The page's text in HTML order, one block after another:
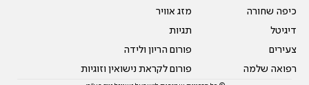
כיפה שחורה
דיגיטל
צעירים
רפואה שלמה
מזג אוויר
תגיות
פורום הריון ולידה
פורום לקראת נישואין וזוגיות